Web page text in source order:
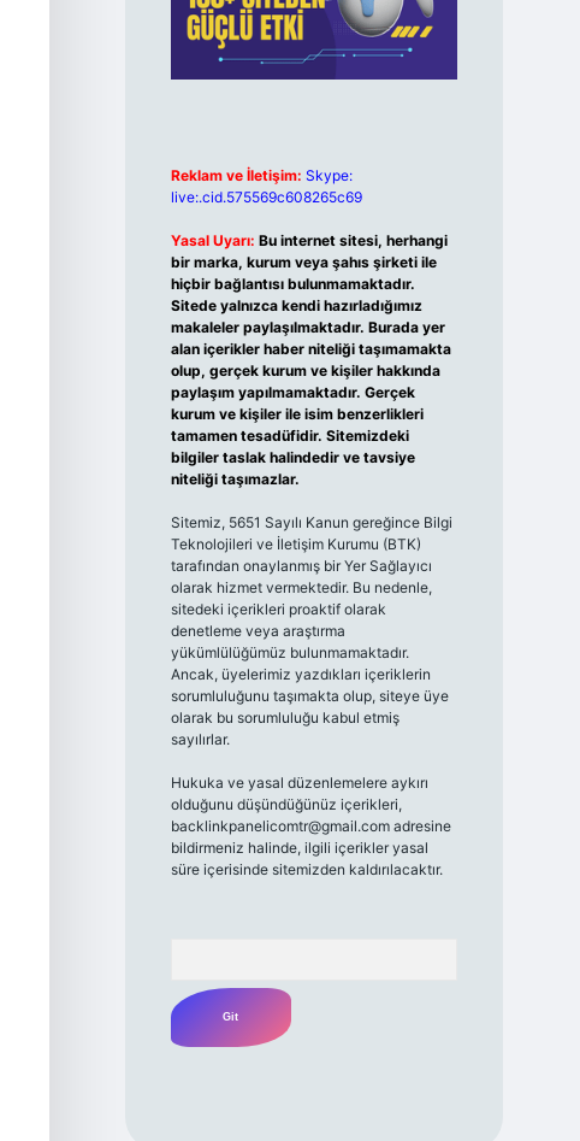
Reklam ve İletişim: Skype:
live:.cid.575569c608265c69
Yasal Uyarı: Bu internet sitesi, herhangi
bir marka, kurum veya şahıs şirketi ile
hiçbir bağlantısı bulunmamaktadır.
Sitede yalnızca kendi hazırladığımız
makaleler paylaşılmaktadır. Burada yer
alan içerikler haber niteliği taşımamakta
olup, gerçek kurum ve kişiler hakkında
paylaşım yapılmamaktadır. Gerçek
kurum ve kişiler ile isim benzerlikleri
tamamen tesadüfidir. Sitemizdeki
bilgiler taslak halindedir ve tavsiye
niteliği taşımazlar.
Sitemiz, 5651 Sayılı Kanun gereğince Bilgi
Teknolojileri ve İletişim Kurumu (BTK)
tarafından onaylanmış bir Yer Sağlayıcı
olarak hizmet vermektedir. Bu nedenle,
sitedeki içerikleri proaktif olarak
denetleme veya araştırma
yükümlülüğümüz bulunmamaktadır.
Ancak, üyelerimiz yazdıkları içeriklerin
sorumluluğunu taşımakta olup, siteye üye
olarak bu sorumluluğu kabul etmiş
sayılırlar.
Hukuka ve yasal düzenlemelere aykırı
olduğunu düşündüğünüz içerikleri,
backlinkpanelicomtr@gmail.comadresine
bildirmeniz halinde, ilgili içerikler yasal
süre içerisinde sitemizden kaldırılacaktır.